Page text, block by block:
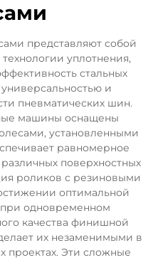
представляют собой
уплотнения,
стальных
и
пневматических шин.
машины оснащены
установленными
равномерное
поверхностных
роликов с резиновыми
оптимальной
при одновременном
качества финишной
их незаменимыми в
проектах. Эти сложные